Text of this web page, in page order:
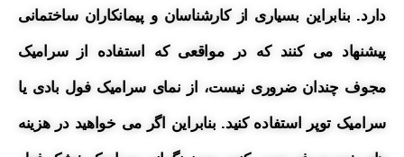
دارد. بنابراین بسیاری از کارشناسان و پیمانکاران ساختمانی
پیشنهاد می کنند که در مواقعی که استفاده از سرامیک
مجوف چندان ضروری نیست، از نمای سرامیک فول بادی یا
سرامیک توپر استفاده کنید. بنابراین اگر می خواهید در هزینه